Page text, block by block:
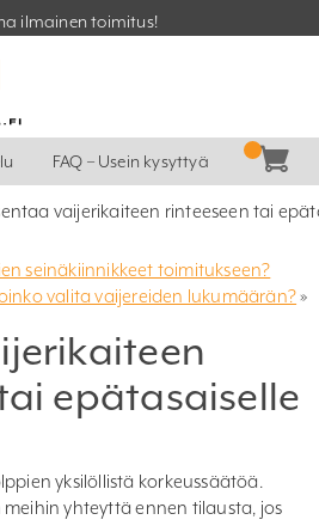
ilmainen toimitus!
FAQ – Usein kysyttyä
vaijerikaiteen rinteeseen tai
seinäkiinnikkeet toimitukseen?
valita vaijereiden lukumäärän?»
epätasaiselle
yksilöllistä korkeussäätöä.
yhteyttä ennen tilausta, jos